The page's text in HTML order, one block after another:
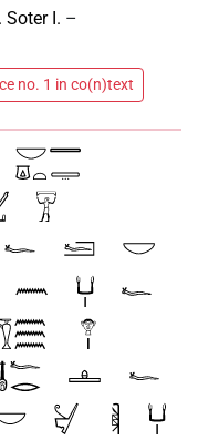
Soter I. –
no. 1 in co(n)text